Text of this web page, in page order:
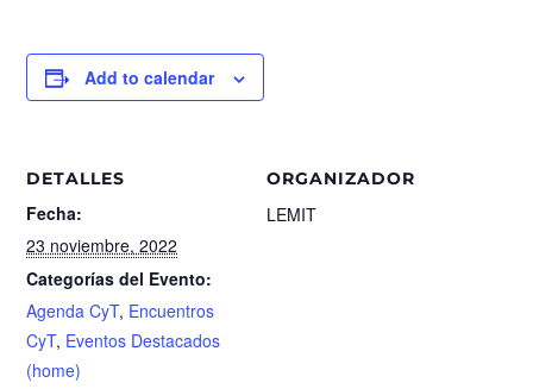
Add to calendar
DETALLES
Fecha:
23 noviembre, 2022
Categorías del Evento:
Agenda CyT, Encuentros
CyT, Eventos Destacados
(home)
ORGANIZADOR
LEMIT